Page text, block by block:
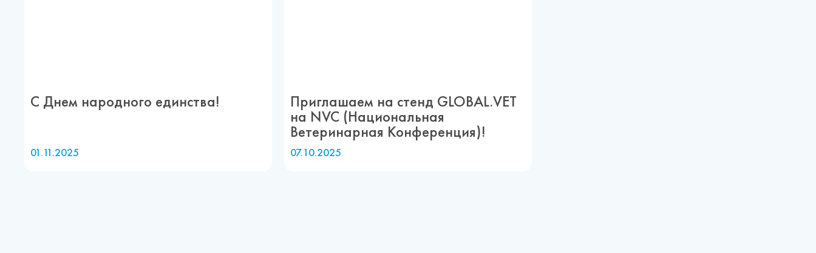
С Днем народного единства!
01.11.2025
Приглашаем на стенд GLOBAL.VET
на NVC (Национальная
Ветеринарная Конференция)!
07.10.2025